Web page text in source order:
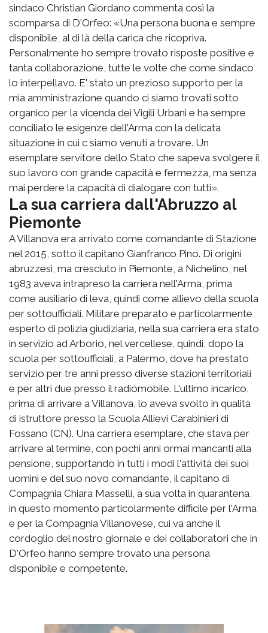
sindaco Christian Giordano commenta così la
scomparsa di D'Orfeo: «Una persona buona e sempre
disponibile, al di là della carica che ricopriva.
Personalmente ho sempre trovato risposte positive e
tanta collaborazione, tutte le volte che come sindaco
lo interpellavo. E' stato un prezioso supporto per la
mia amministrazione quando ci siamo trovati sotto
organico per la vicenda dei Vigili Urbani e ha sempre
conciliato le esigenze dell'Arma con la delicata
situazione in cui c siamo venuti a trovare. Un
esemplare servitore dello Stato che sapeva svolgere il
suo lavoro con grande capacità e fermezza, ma senza
mai perdere la capacità di dialogare con tutti».
La sua carriera dall'Abruzzo al
Piemonte
A Villanova era arrivato come comandante di Stazione
nel 2015, sotto il capitano Gianfranco Pino. Di origini
abruzzesi, ma cresciuto in Piemonte, a Nichelino, nel
1983 aveva intrapreso la carriera nell'Arma, prima
come ausiliario di leva, quindi come allievo della scuola
per sottoufficiali. Militare preparato e particolarmente
esperto di polizia giudiziaria, nella sua carriera era stato
in servizio ad Arborio, nel vercellese, quindi, dopo la
scuola per sottoufficiali, a Palermo, dove ha prestato
servizio per tre anni presso diverse stazioni territoriali
e per altri due presso il radiomobile. L'ultimo incarico,
prima di arrivare a Villanova, lo aveva svolto in qualità
di istruttore presso la Scuola Allievi Carabinieri di
Fossano (CN). Una carriera esemplare, che stava per
arrivare al termine, con pochi anni ormai mancanti alla
pensione, supportando in tutti i modi l'attività dei suoi
uomini e del suo novo comandante, il capitano di
Compagnia Chiara Masselli, a sua volta in quarantena,
in questo momento particolarmente difficile per l'Arma
e per la Compagnia Villanovese, cui va anche il
cordoglio del nostro giornale e dei collaboratori che in
D'Orfeo hanno sempre trovato una persona
disponibile e competente.